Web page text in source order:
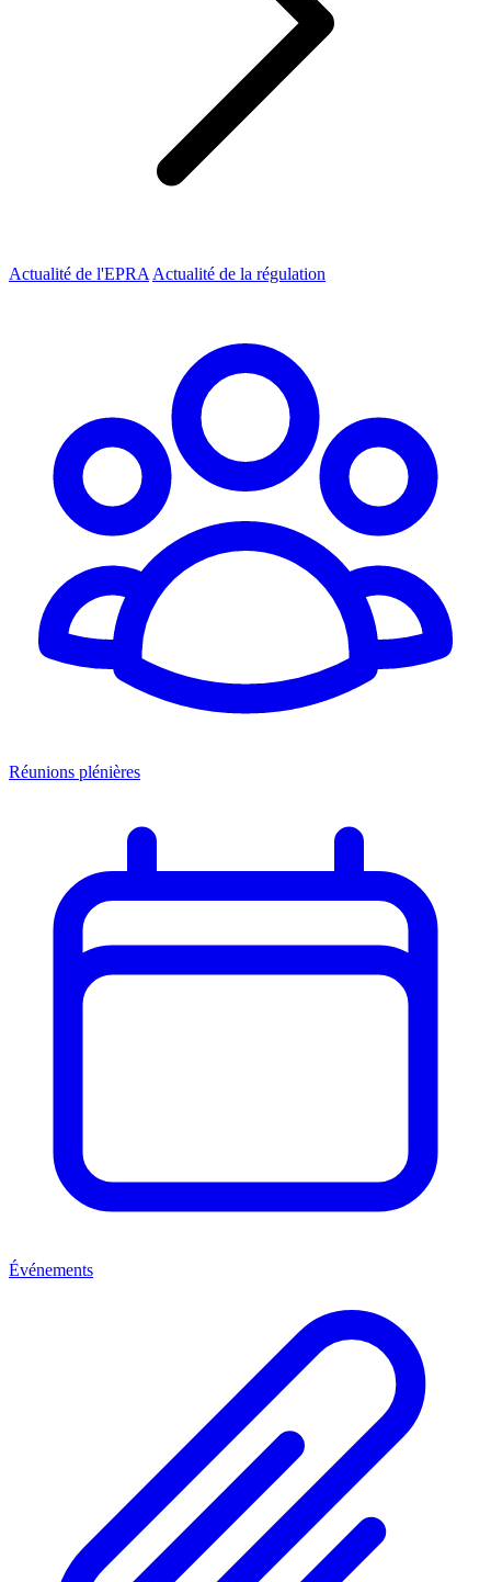
Actualité de l'EPRA Actualité de la régulation
Réunions plénières
Événements